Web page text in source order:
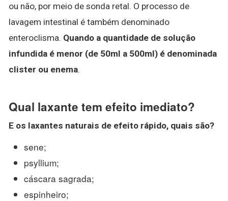
ou não, por meio de sonda retal. O processo de
lavagem intestinal é também denominado
enteroclisma. Quando a quantidade de solução
infundida é menor (de 50ml a 500ml) é denominada
clister ou enema.
Qual laxante tem efeito imediato?
E os laxantes naturais de efeito rápido, quais são?
sene;
psyllium;
cáscara sagrada;
espinheiro;